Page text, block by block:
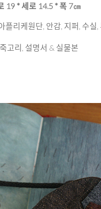
19 * 세로 14.5 * 폭 7㎝
플리케원단, 안감, 지퍼, 수실,
고리, 설명서 & 실물본